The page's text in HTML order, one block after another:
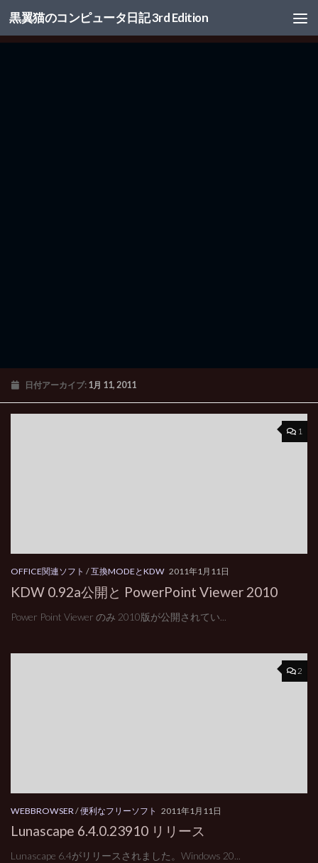
コンテンツへスキップ
黒翼猫のコンピュータ日記 3rd Edition
日付アーカイブ: 1月 11, 2011
1
OFFICE関連ソフト /互換MODEとKDW 2011年1月11日
KDW 0.92a公開と PowerPoint Viewer 2010
Power Point Viewer のみ 2010版が公開されてい...
2
WEBBROWSER /便利なフリーソフト 2011年1月11日
Lunascape 6.4.0.23910 リリース
Lunascape 6.4がリリースされました。Windows 20...